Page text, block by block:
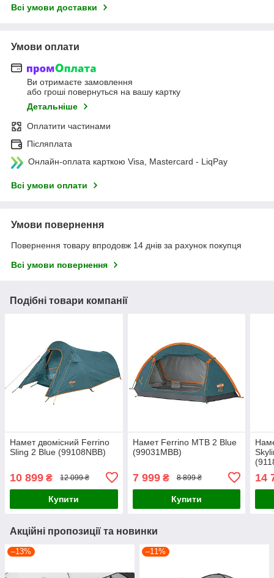
Всі умови доставки
Умови оплати
Ви отримаєте замовлення
або гроші повернуться на вашу картку
Детальніше
Оплатити частинами
Післяплата
Онлайн-оплата карткою Visa, Mastercard - LiqPay
Всі умови оплати
Умови повернення
Повернення товару впродовж 14 днів за рахунок покупця
Всі умови повернення
Подібні товари компанії
Намет двомісний Ferrino
Sling 2 Blue (99108NBB)
10 899 ₴ 12 099 ₴
Купити
Намет Ferrino MTB 2 Blue
(99031MBB)
7 999₴ 8 899 ₴
Купити
14
Акційні пропозиції та новинки
–13% –11%